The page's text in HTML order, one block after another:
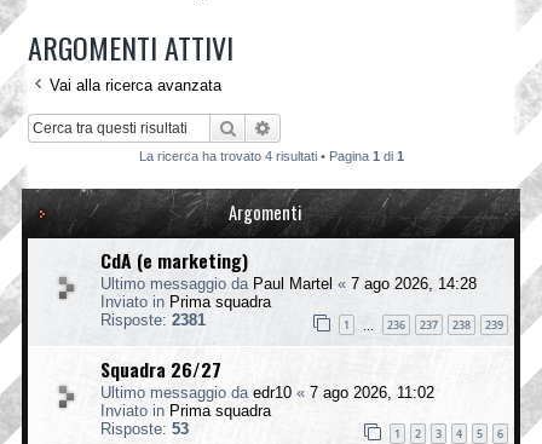
ARGOMENTI ATTIVI
Vai alla ricerca avanzata
Cerca
La ricerca ha trovato 4 risultati • Pagina 1 di 1
Argomenti
CdA (e marketing)
Ultimo messaggio da Paul Martel « 7 ago 2026, 14:28
Inviato in Prima squadra
Risposte: 2381 1 236 237 238 239
Squadra 26/27
Ultimo messaggio da edr10 « 7 ago 2026, 11:02
Inviato in Prima squadra
Risposte: 53 1 2 3 4 5 6